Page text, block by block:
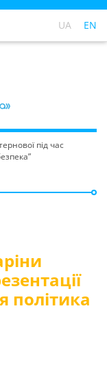
UA EN
під час
політика